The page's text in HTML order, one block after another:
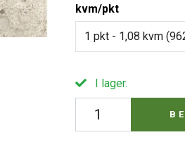
kvm/pkt
1 pkt -
I lager.